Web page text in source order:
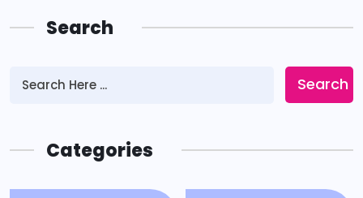
Search
Search
Categories